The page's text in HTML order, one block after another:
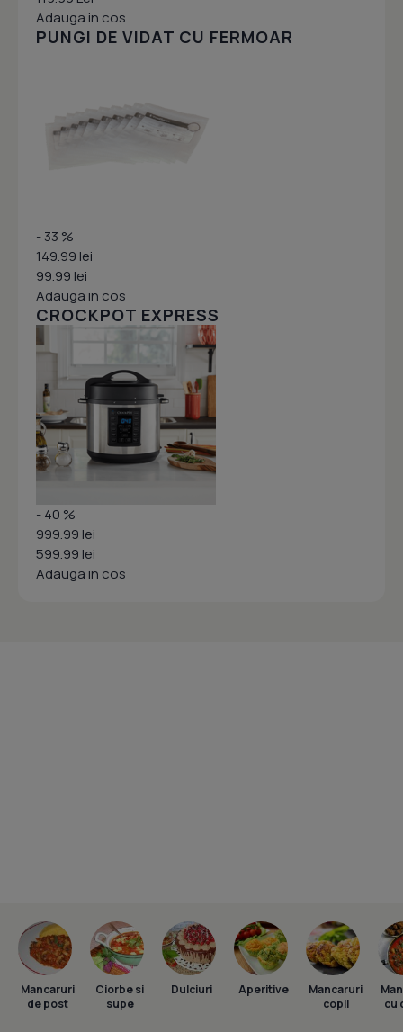
Adauga in cos
PUNGI DE VIDAT CU FERMOAR
- 33 %
149.99 lei
99.99 lei
Adauga in cos
CROCKPOT EXPRESS
- 40 %
999.99 lei
599.99 lei
Adauga in cos
Mancaruri
de post
Ciorbe si
supe
Dulciuri Aperitive
Mancaruri
copii
cu